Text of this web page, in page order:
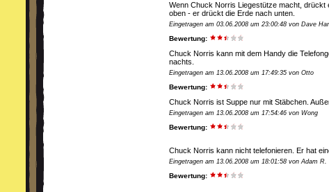
Wenn Chuck Norris Liegestütze macht, drückt
oben - er drückt die Erde nach unten.
Eingetragen am 03.06.2008 um 23:00:48 von Dave
Bewertung:
Chuck Norris kann mit dem Handy die
nachts.
Eingetragen am 13.06.2008 um 17:49:35 von Otto
Bewertung:
Chuck Norris ist Suppe nur mit Stäbchen.
Eingetragen am 13.06.2008 um 17:54:46 von Wong
Bewertung:
Chuck Norris kann nicht telefonieren. Er hat
Eingetragen am 13.06.2008 um 18:01:58 von Adam R.
Bewertung: